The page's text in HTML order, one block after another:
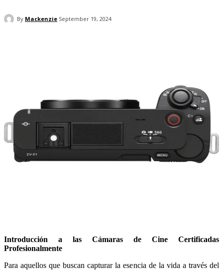
By Mackenzie September 19, 2024
Introducción a las Cámaras de Cine Certificadas
Profesionalmente
Para aquellos que buscan capturar la esencia de la vida a través del